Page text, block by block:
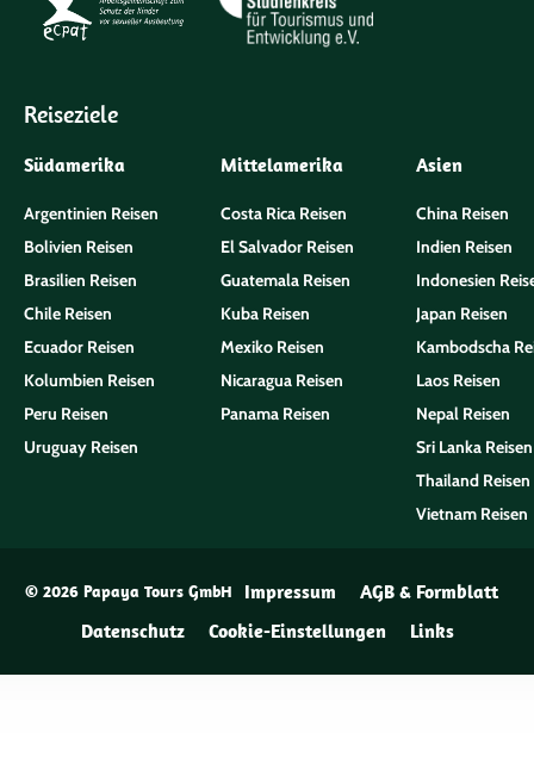
Reiseziele
Südamerika
Argentinien Reisen
Bolivien Reisen
Brasilien Reisen
Chile Reisen
Ecuador Reisen
Kolumbien Reisen
Peru Reisen
Uruguay Reisen
Mittelamerika
Costa Rica Reisen
El Salvador Reisen
Guatemala Reisen
Kuba Reisen
Mexiko Reisen
Nicaragua Reisen
Panama Reisen
Asien
China Reisen
Indien Reisen
Indonesien
Japan Reisen
Kambodscha
Laos Reisen
Nepal Reisen
Sri Lanka Reisen
Thailand Reisen
Vietnam Reisen
© 2026 Papaya Tours GmbH Impressum
AGB & Formblatt
Datenschutz
Cookie-Einstellungen Links